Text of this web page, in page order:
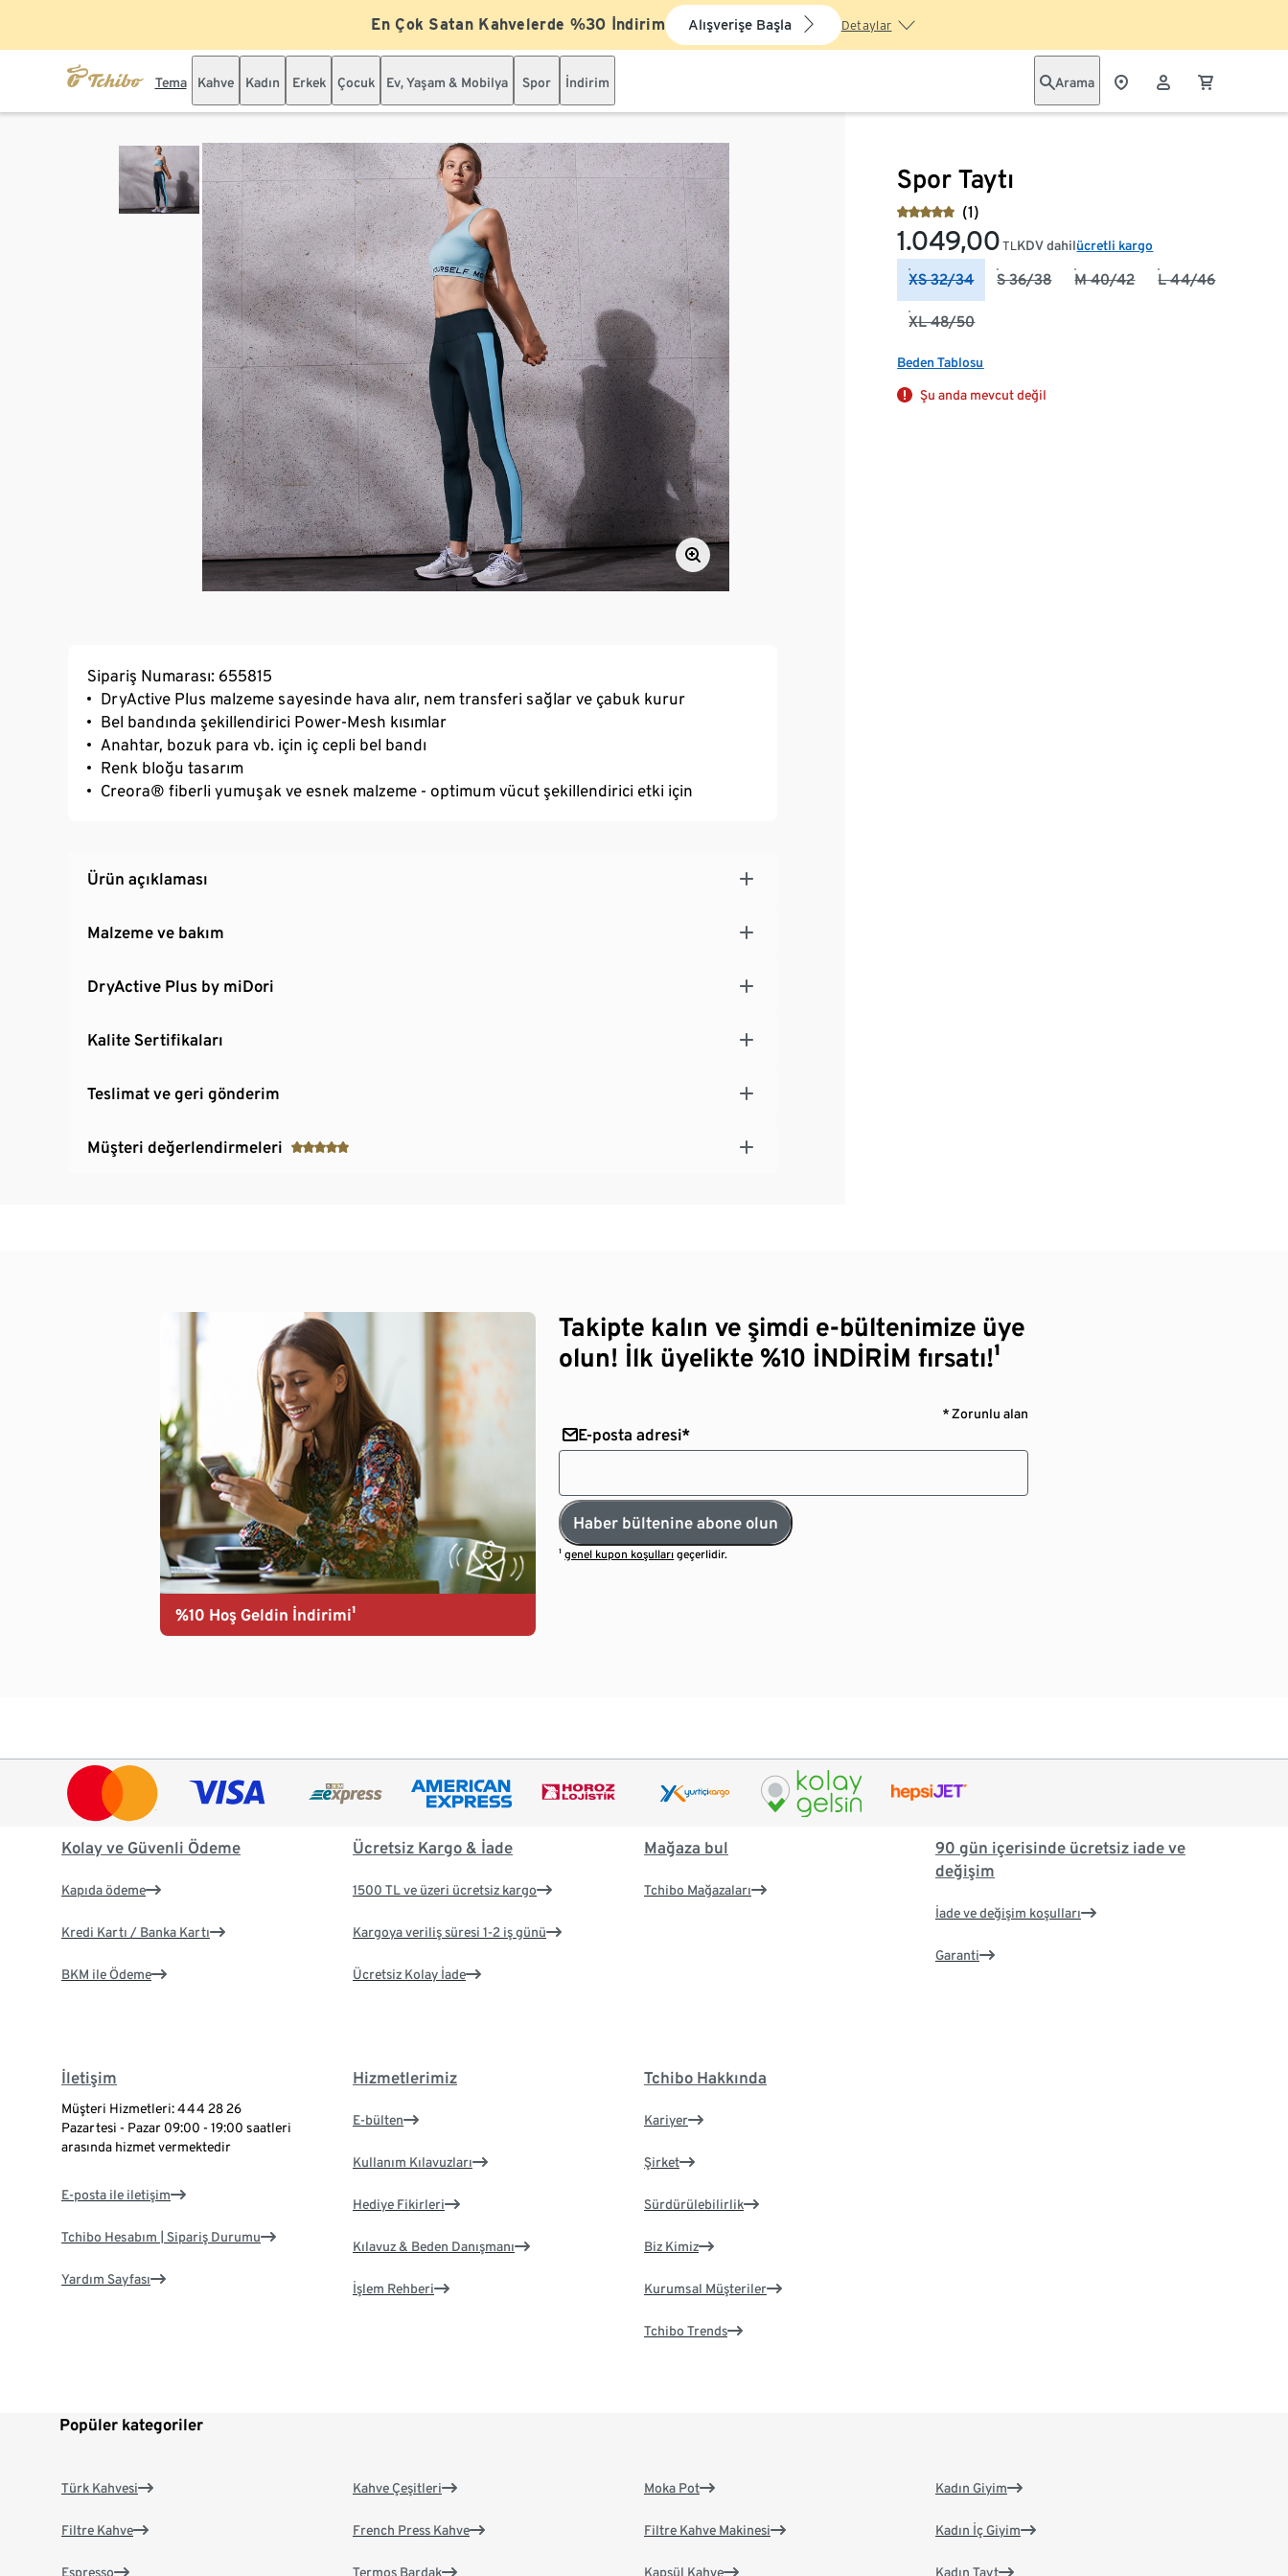
En Çok Satan Kahvelerde %30 İndirim Alışverişe Başla Detaylar
Tema Kahve Kadın Erkek Çocuk Ev, Yaşam & Mobilya Spor İndirim Arama
Spor Taytı
(1)
1.049,00 TLKDV dahilücretli kargo
XS 32/34 S 36/38 M 40/42 L 44/46
XL 48/50
Beden Tablosu
Şu anda mevcut değil
Sipariş Numarası: 655815
DryActive Plus malzeme sayesinde hava alır, nem transferi sağlar ve çabuk kurur
Bel bandında şekillendirici Power-Mesh kısımlar
Anahtar, bozuk para vb. için iç cepli bel bandı
Renk bloğu tasarım
Creora® fiberli yumuşak ve esnek malzeme - optimum vücut şekillendirici etki için
Ürün açıklaması
Malzeme ve bakım
DryActive Plus by miDori
Kalite Sertifikaları
Teslimat ve geri gönderim
Müşteri değerlendirmeleri
%10 Hoş Geldin İndirimi¹
Takipte kalın ve şimdi e-bültenimize üye
olun! İlk üyelikte %10 İNDİRİM fırsatı!¹
* Zorunlu alan
E-posta adresi*
Haber bültenine abone olun
¹genel kupon koşulları geçerlidir.
Kolay ve Güvenli Ödeme
Kapıda ödeme
Kredi Kartı / Banka Kartı
BKM ile Ödeme
Ücretsiz Kargo & İade
1500 TL ve üzeri ücretsiz kargo
Kargoya veriliş süresi 1-2 iş günü
Ücretsiz Kolay İade
Mağaza bul
Tchibo Mağazaları
90 gün içerisinde ücretsiz iade ve
değişim
İade ve değişim koşulları
Garanti
İletişim
Müşteri Hizmetleri: 444 28 26
Pazartesi - Pazar 09:00 - 19:00 saatleri
arasında hizmet vermektedir
E-posta ile iletişim
Tchibo Hesabım | Sipariş Durumu
Yardım Sayfası
Hizmetlerimiz
E-bülten
Kullanım Kılavuzları
Hediye Fikirleri
Kılavuz & Beden Danışmanı
İşlem Rehberi
Tchibo Hakkında
Kariyer
Şirket
Sürdürülebilirlik
Biz Kimiz
Kurumsal Müşteriler
Tchibo Trends
Popüler kategoriler
Türk Kahvesi
Filtre Kahve
Espresso
Kahve Çeşitleri
French Press Kahve
Termos Bardak
Moka Pot
Filtre Kahve Makinesi
Kapsül Kahve
Kadın Giyim
Kadın İç Giyim
Kadın Tayt